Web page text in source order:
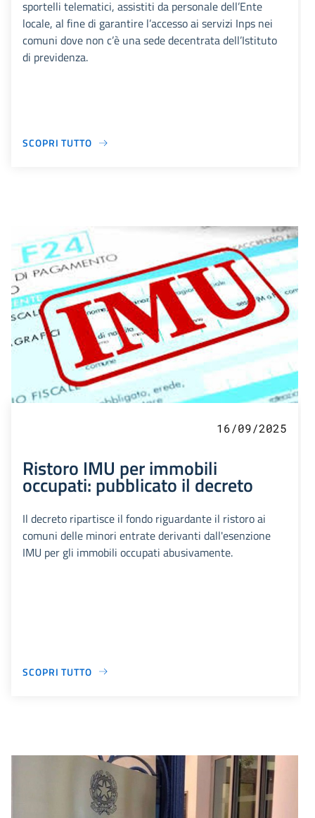
sportelli telematici, assistiti da personale dell’Ente
locale, al fine di garantire l’accesso ai servizi Inps nei
comuni dove non c’è una sede decentrata dell’Istituto
di previdenza.
SCOPRI TUTTO
16/09/2025
Ristoro IMU per immobili
occupati: pubblicato il decreto
Il decreto ripartisce il fondo riguardante il ristoro ai
comuni delle minori entrate derivanti dall'esenzione
IMU per gli immobili occupati abusivamente.
SCOPRI TUTTO